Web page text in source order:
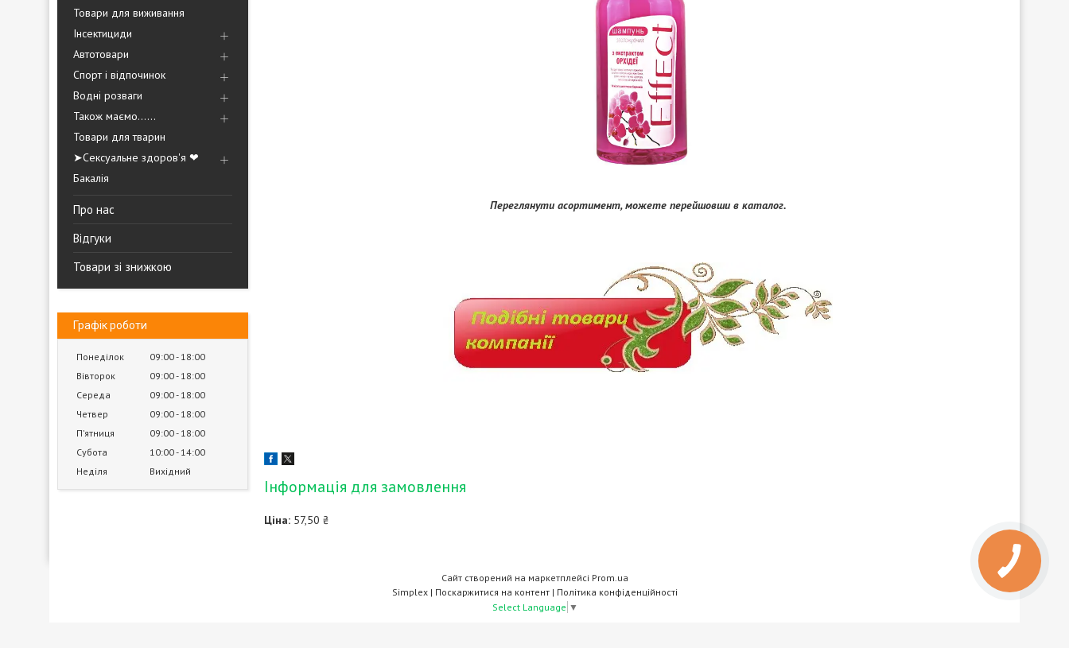
Товари для виживання
Інсектициди
Автотовари
Спорт і відпочинок
Водні розваги
Також маємо......
Товари для тварин
➤Сексуальне здоров'я ❤
Бакалія
Про нас
Відгуки
Товари зі знижкою
Графік роботи
Понеділок 09:00 18:00
Вівторок
09:00 18:00
Середа
09:00 18:00
Четвер
09:00 18:00
Пʼятниця
09:00 18:00
Субота
10:00 14:00
Неділя
Вихідний
Переглянути асортимент, можете перейшовши в каталог.
Інформація для замовлення
Ціна: 57,50 ₴
Сайт створений на маркетплейсі Prom.ua
Simplex | Поскаржитися на контент | Політика конфіденційності
Select Language ▼